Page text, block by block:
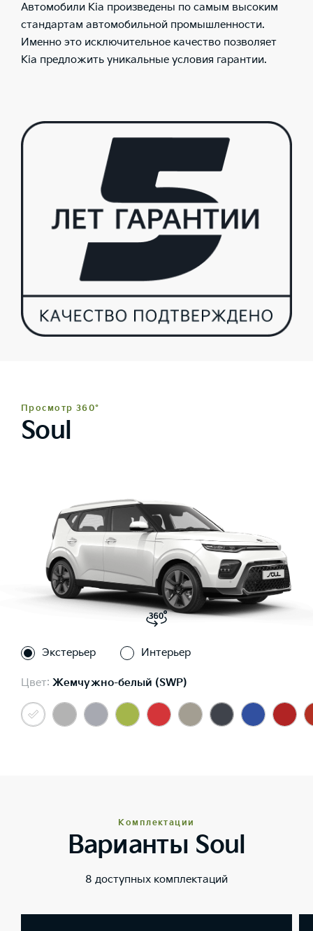
Автомобили Kia произведены по самым высоким
стандартам автомобильной промышленности.
Именно это исключительное качество позволяет
Kia предложить уникальные условия гарантии.
Просмотр 360°
Soul
Экстерьер Интерьер
Цвет: Жемчужно-белый (SWP)
Комплектации
Варианты Soul
8 доступных комплектаций